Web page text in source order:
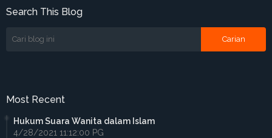
Search This Blog
Most Recent
Hukum Suara Wanita dalam Islam
4/28/2021 11:12:00 PG